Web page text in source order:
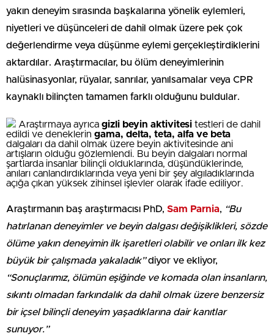
yakın deneyim sırasında başkalarına yönelik eylemleri,
niyetleri ve düşünceleri de dahil olmak üzere pek çok
değerlendirme veya düşünme eylemi gerçekleştirdiklerini
aktardılar. Araştırmacılar, bu ölüm deneyimlerinin
halüsinasyonlar, rüyalar, sanrılar, yanılsamalar veya CPR
kaynaklı bilinçten tamamen farklı olduğunu buldular.
Araştırmaya ayrıca gizli beyin aktivitesi testleri de dahil
edildi ve deneklerin gama, delta, teta, alfa ve beta
dalgaları da dahil olmak üzere beyin aktivitesinde ani
artışların olduğu gözlemlendi. Bu beyin dalgaları normal
şartlarda insanlar bilinçli olduklarında, düşündüklerinde,
anıları canlandırdıklarında veya yeni bir şey algıladıklarında
açığa çıkan yüksek zihinsel işlevler olarak ifade ediliyor.
Araştırmanın baş araştırmacısı PhD, Sam Parnia, “Bu
hatırlanan deneyimler ve beyin dalgası değişiklikleri, sözde
ölüme yakın deneyimin ilk işaretleri olabilir ve onları ilk kez
büyük bir çalışmada yakaladık”diyor ve ekliyor,
“Sonuçlarımız, ölümün eşiğinde ve komada olan insanların,
sıkıntı olmadan farkındalık da dahil olmak üzere benzersiz
bir içsel bilinçli deneyim yaşadıklarına dair kanıtlar
sunuyor.”